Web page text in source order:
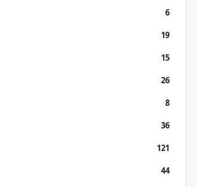
6
19
15
26
8
36
121
44